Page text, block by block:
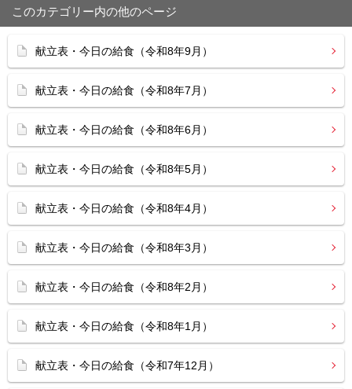
このカテゴリー内の他のページ
献立表・今日の給食（令和8年9月）
献立表・今日の給食（令和8年7月）
献立表・今日の給食（令和8年6月）
献立表・今日の給食（令和8年5月）
献立表・今日の給食（令和8年4月）
献立表・今日の給食（令和8年3月）
献立表・今日の給食（令和8年2月）
献立表・今日の給食（令和8年1月）
献立表・今日の給食（令和7年12月）